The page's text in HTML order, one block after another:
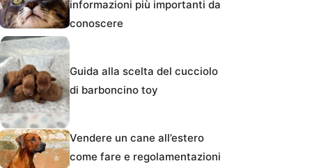
informazioni più importanti da
conoscere
Guida alla scelta del cucciolo
di barboncino toy
Vendere un cane all’estero
come fare e regolamentazioni